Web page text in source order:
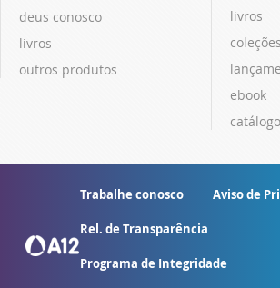
deus conosco
livros
outros produtos
livros
coleções
ebook
catálogo
Trabalhe conosco Aviso de
Rel. de Transparência
Programa de Integridade